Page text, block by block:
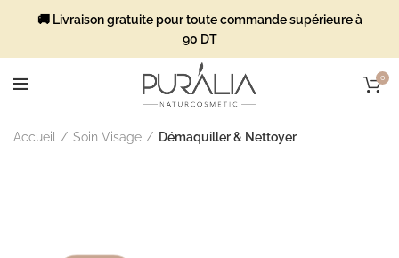
0
Accueil Soin Visage Démaquiller & Nettoyer
🚚 Livraison gratuite pour toute commande supérieure à
90 DT